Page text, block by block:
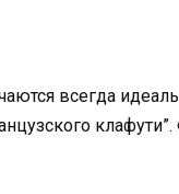
всегда